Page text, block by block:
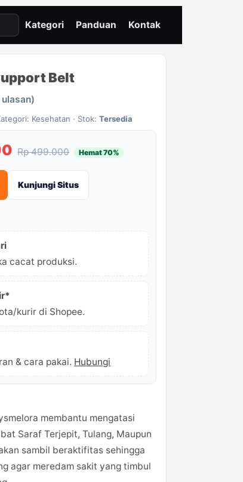
Kategori Panduan Kontak
Belt
Kesehatan · Stok:Tersedia
Rp 499.000 Hemat 70%
Kunjungi Situs
cacat produksi.
kurir di Shopee.
& cara pakai. Hubungi
membantu mengatasi
Saraf Terjepit, Tulang, Maupun
sambil beraktifitas sehingga
agar meredam sakit yang timbul